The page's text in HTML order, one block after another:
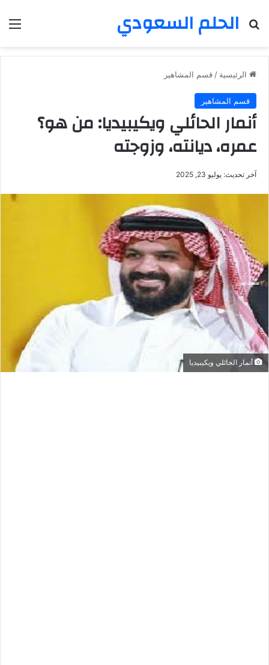
الحلم السعودي
بحث عن
الرئيسية / قسم المشاهير
قسم المشاهير
أنمار الحائلي ويكيبيديا: من هو؟
عمره، ديانته، وزوجته
آخر تحديث: يوليو 23, 2025
أنمار الحائلي ويكيبيديا